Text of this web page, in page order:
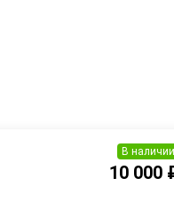
В наличии
10 000